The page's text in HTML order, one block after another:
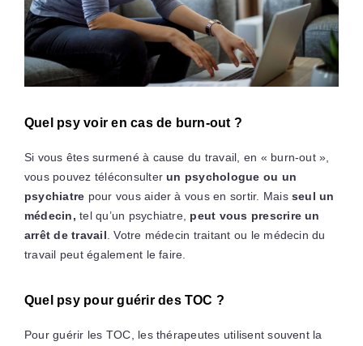
Quel psy voir en cas de burn-out ?
Si vous êtes surmené à cause du travail, en « burn-out »,
vous pouvez téléconsulterun psychologue ou un
psychiatre pour vous aider à vous en sortir. Mais seul un
médecin,tel qu’un psychiatre, peut vous prescrire un
arrêt de travail . Votre médecin traitant ou le médecin du
travail peut également le faire.
Quel psy pour guérir des TOC ?
Pour guérir les TOC, les thérapeutes utilisent souvent la